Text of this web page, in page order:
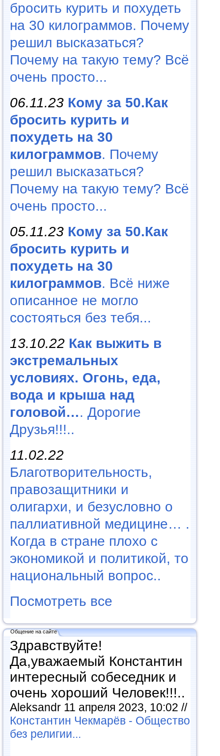
бросить курить и похудеть
на 30 килограммов. Почему
решил высказаться?
Почему на такую тему? Всё
очень просто...
06.11.23 Кому за 50.Как
бросить курить и
похудеть на 30
килограммов. Почему
решил высказаться?
Почему на такую тему? Всё
очень просто...
05.11.23 Кому за 50.Как
бросить курить и
похудеть на 30
килограммов. Всё ниже
описанное не могло
состояться без тебя...
13.10.22 Как выжить в
экстремальных
условиях. Огонь, еда,
вода и крыша над
головой…. Дорогие
Друзья!!!..
11.02.22
Благотворительность,
правозащитники и
олигархи, и безусловно о
паллиативной медицине… .
Когда в стране плохо с
экономикой и политикой, то
национальный вопрос..
Посмотреть все
Общение на сайте
Здравствуйте!
Да,уважаемый Константин
интересный собеседник и
очень хороший Человек!!!..
Aleksandr 11 апреля 2023, 10:02 //
Константин Чекмарёв - Общество
без религии...